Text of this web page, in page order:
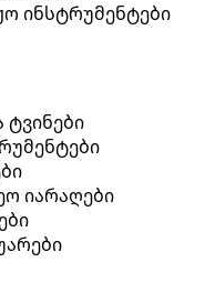
ინსტრუმენტები
იარაღები